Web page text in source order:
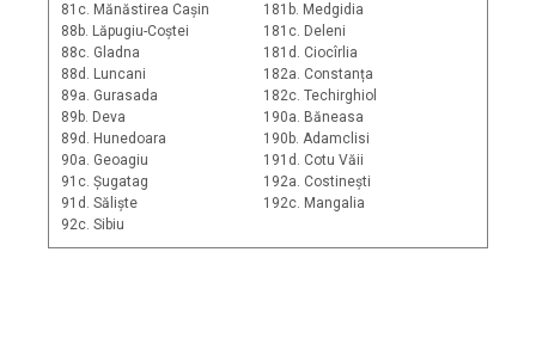
81c. Mănăstirea Cașin
88b. Lăpugiu-Coștei
88c. Gladna
88d. Luncani
89a. Gurasada
89b. Deva
89d. Hunedoara
90a. Geoagiu
91c. Șugatag
91d. Săliște
92c. Sibiu
181b. Medgidia
181c. Deleni
181d. Ciocîrlia
182a. Constanța
182c. Techirghiol
190a. Băneasa
190b. Adamclisi
191d. Cotu Văii
192a. Costinești
192c. Mangalia